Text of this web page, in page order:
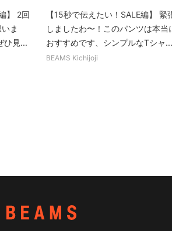
】 2回
ま
ひ見...
【15秒で伝えたい！SALE編】 緊
しましたわ〜！このパンツは本当
おすすめです、シンプルなTシャ...
BEAMS Kichijoji